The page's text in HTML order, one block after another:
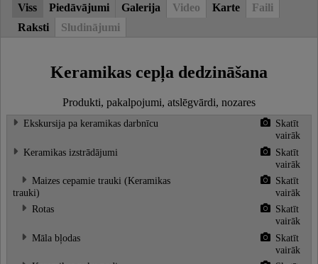
Viss Piedāvājumi Galerija Video Karte
Faili
Raksti
Sludinājumi
Keramikas cepļa dedzināšana
Produkti, pakalpojumi, atslēgvārdi, nozares
Ekskursija pa keramikas darbnīcu
Skatīt
vairāk
Keramikas izstrādājumi
Skatīt
vairāk
Maizes cepamie trauki (Keramikas
trauki)
Skatīt
vairāk
Rotas
Skatīt
vairāk
Māla bļodas
Skatīt
vairāk